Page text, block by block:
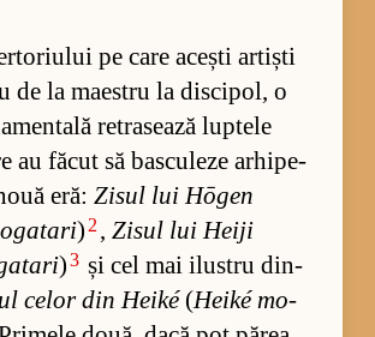
pe care acești ar­tiști
de la ma­es­tru la dis­ci­pol, o
re­tra­sează lup­tele
au fă­cut să bas­cu­leze ar­hi­pe­
eră: Zi­sul lui Hōgen
) 2 , Zi­sul lui Heiji
)3 și cel mai ilus­tru din­
ce­lor din Heiké(Heiké mo­